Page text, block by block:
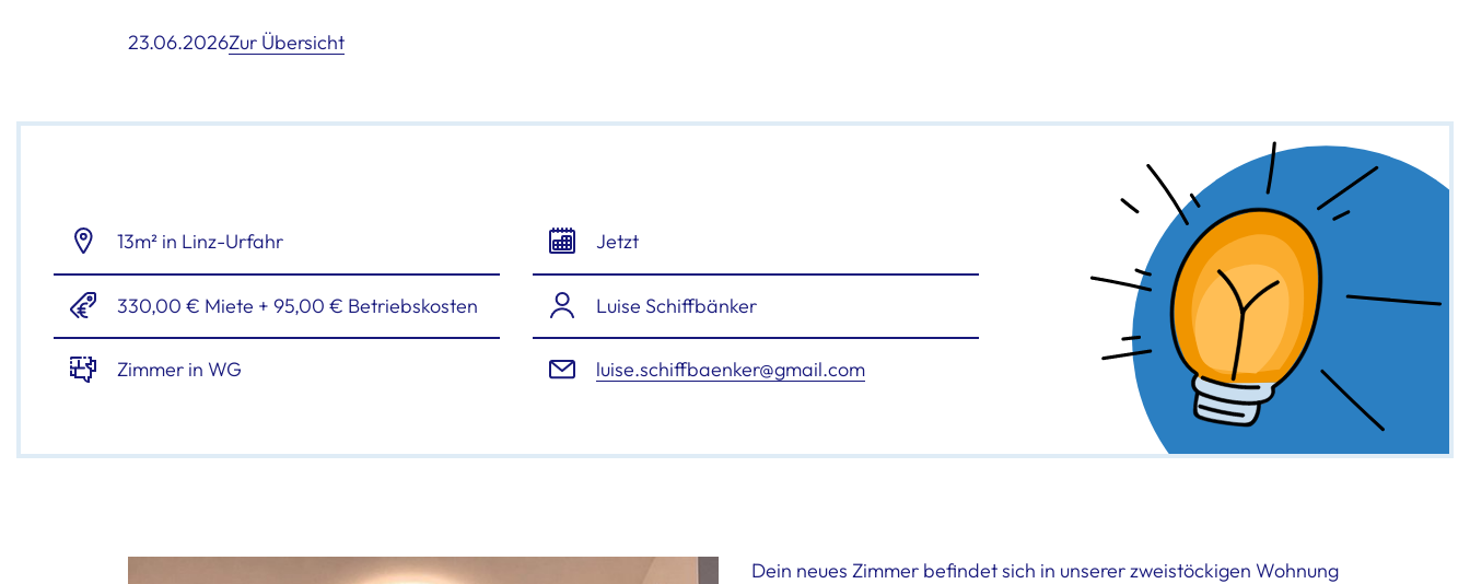
23.06.2026Zur Übersicht
13m² in Linz-Urfahr
330,00 € Miete + 95,00 € Betriebskosten
Zimmer in WG
Jetzt
Luise Schiffbänker
luise.schiffbaenker@gmail.com
Dein neues Zimmer befindet sich in unserer zweistöckigen Wohnung